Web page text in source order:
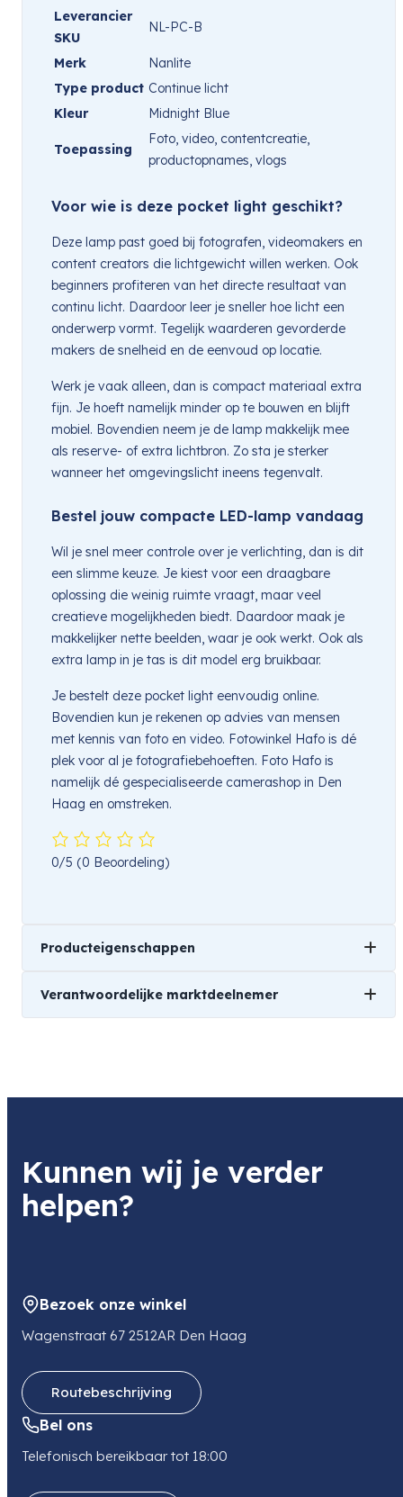
Leverancier
SKU
NL-PC-B
Merk
Nanlite
Type product Continue licht
Kleur
Midnight Blue
Toepassing
Foto, video, contentcreatie,
productopnames, vlogs
Voor wie is deze pocket light geschikt?
Deze lamp past goed bij fotografen, videomakers en
content creators die lichtgewicht willen werken. Ook
beginners profiteren van het directe resultaat van
continu licht. Daardoor leer je sneller hoe licht een
onderwerp vormt. Tegelijk waarderen gevorderde
makers de snelheid en de eenvoud op locatie.
Werk je vaak alleen, dan is compact materiaal extra
fijn. Je hoeft namelijk minder op te bouwen en blijft
mobiel. Bovendien neem je de lamp makkelijk mee
als reserve- of extra lichtbron. Zo sta je sterker
wanneer het omgevingslicht ineens tegenvalt.
Bestel jouw compacte LED-lamp vandaag
Wil je snel meer controle over je verlichting, dan is dit
een slimme keuze. Je kiest voor een draagbare
oplossing die weinig ruimte vraagt, maar veel
creatieve mogelijkheden biedt. Daardoor maak je
makkelijker nette beelden, waar je ook werkt. Ook als
extra lamp in je tas is dit model erg bruikbaar.
Je bestelt deze pocket light eenvoudig online.
Bovendien kun je rekenen op advies van mensen
met kennis van foto en video. Fotowinkel Hafo is dé
plek voor al je fotografiebehoeften. Foto Hafo is
namelijk dé gespecialiseerde camerashop in Den
Haag en omstreken.
0/5 (0 Beoordeling)
Producteigenschappen
Merk
Verantwoordelijke marktdeelnemer
Product
NL-PC-B
Item code leverancier
NL-PC-B
Adres
E-mail
sales@tse-imaging.nl
Kunnen wij je verder
helpen?
Bezoek onze winkel
Wagenstraat 67 2512AR Den Haag
Routebeschrijving
Bel ons
Telefonisch bereikbaar tot 18:00